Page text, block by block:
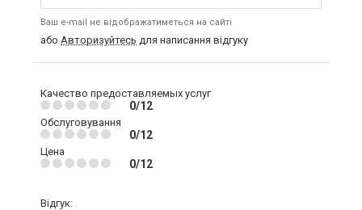
Ваш e-mail не відображатиметься на сайті
або Авторизуйтесь для написання відгуку
Качество предоставляемых услуг
0/12
Обслуговування
0/12
Цена
0/12
Відгук: